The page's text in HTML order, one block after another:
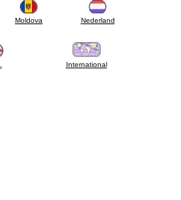
Moldova Nederland
International